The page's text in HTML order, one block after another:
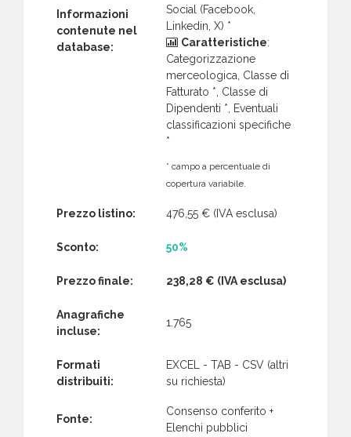
Informazioni
contenute nel
database:
Social (Facebook,
Linkedin, X) *
Caratteristiche:
Categorizzazione
merceologica, Classe di
Fatturato *, Classe di
Dipendenti *, Eventuali
classificazioni specifiche
*
* campo a percentuale di
copertura variabile.
Prezzo listino: 476,55 € (IVA esclusa)
Sconto: 50%
Prezzo finale: 238,28 € (IVA esclusa)
Anagrafiche
incluse:
1.765
Formati
distribuiti:
EXCEL - TAB - CSV (altri
su richiesta)
Fonte:
Consenso conferito +
Elenchi pubblici